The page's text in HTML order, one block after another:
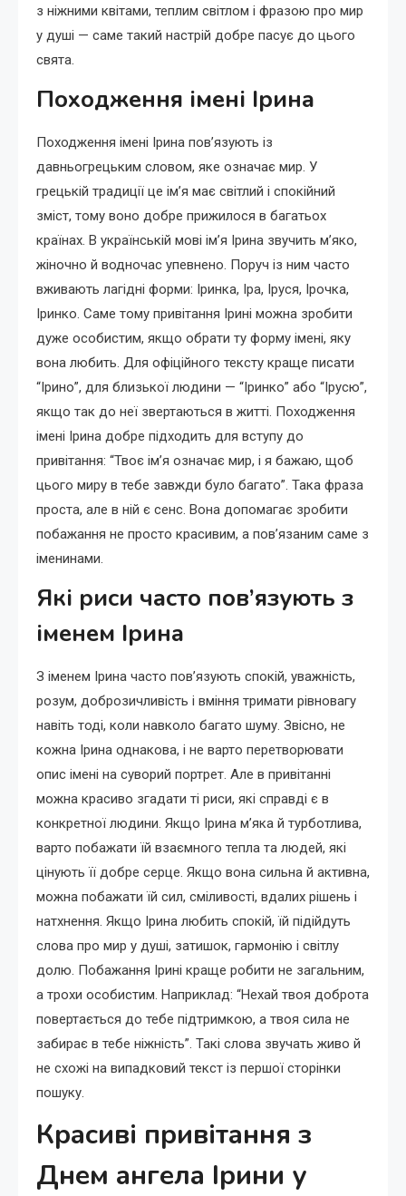
з ніжними квітами, теплим світлом і фразою про мир
у душі — саме такий настрій добре пасує до цього
свята.
Походження імені Ірина
Походження імені Ірина пов’язують із
давньогрецьким словом, яке означає мир. У
грецькій традиції це ім’я має світлий і спокійний
зміст, тому воно добре прижилося в багатьох
країнах. В українській мові ім’я Ірина звучить м’яко,
жіночно й водночас упевнено. Поруч із ним часто
вживають лагідні форми: Іринка, Іра, Іруся, Ірочка,
Іринко. Саме тому привітання Ірині можна зробити
дуже особистим, якщо обрати ту форму імені, яку
вона любить. Для офіційного тексту краще писати
“Ірино”, для близької людини — “Іринко” або “Ірусю”,
якщо так до неї звертаються в житті. Походження
імені Ірина добре підходить для вступу до
привітання: “Твоє ім’я означає мир, і я бажаю, щоб
цього миру в тебе завжди було багато”. Така фраза
проста, але в ній є сенс. Вона допомагає зробити
побажання не просто красивим, а пов’язаним саме з
іменинами.
Які риси часто пов’язують з
іменем Ірина
З іменем Ірина часто пов’язують спокій, уважність,
розум, доброзичливість і вміння тримати рівновагу
навіть тоді, коли навколо багато шуму. Звісно, не
кожна Ірина однакова, і не варто перетворювати
опис імені на суворий портрет. Але в привітанні
можна красиво згадати ті риси, які справді є в
конкретної людини. Якщо Ірина м’яка й турботлива,
варто побажати їй взаємного тепла та людей, які
цінують її добре серце. Якщо вона сильна й активна,
можна побажати їй сил, сміливості, вдалих рішень і
натхнення. Якщо Ірина любить спокій, їй підійдуть
слова про мир у душі, затишок, гармонію і світлу
долю. Побажання Ірині краще робити не загальним,
а трохи особистим. Наприклад: “Нехай твоя доброта
повертається до тебе підтримкою, а твоя сила не
забирає в тебе ніжність”. Такі слова звучать живо й
не схожі на випадковий текст із першої сторінки
пошуку.
Красиві привітання з
Днем ангела Ірини у